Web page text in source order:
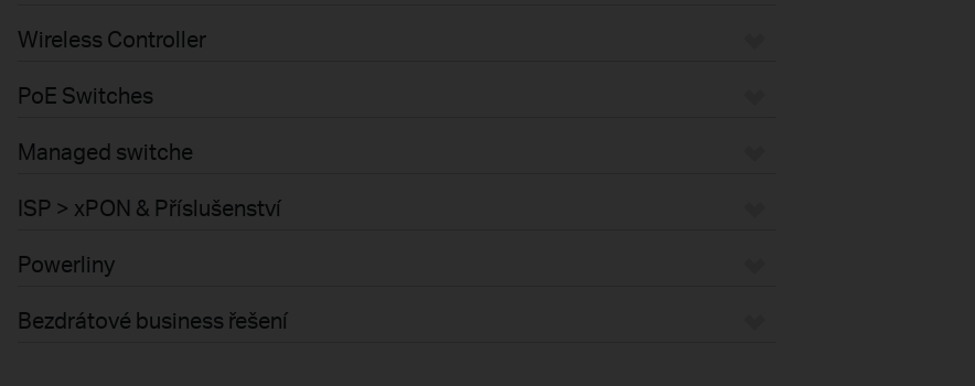
Wireless Controller
PoE Switches
Managed switche
ISP > xPON & Příslušenství
Powerliny
Bezdrátové business řešení